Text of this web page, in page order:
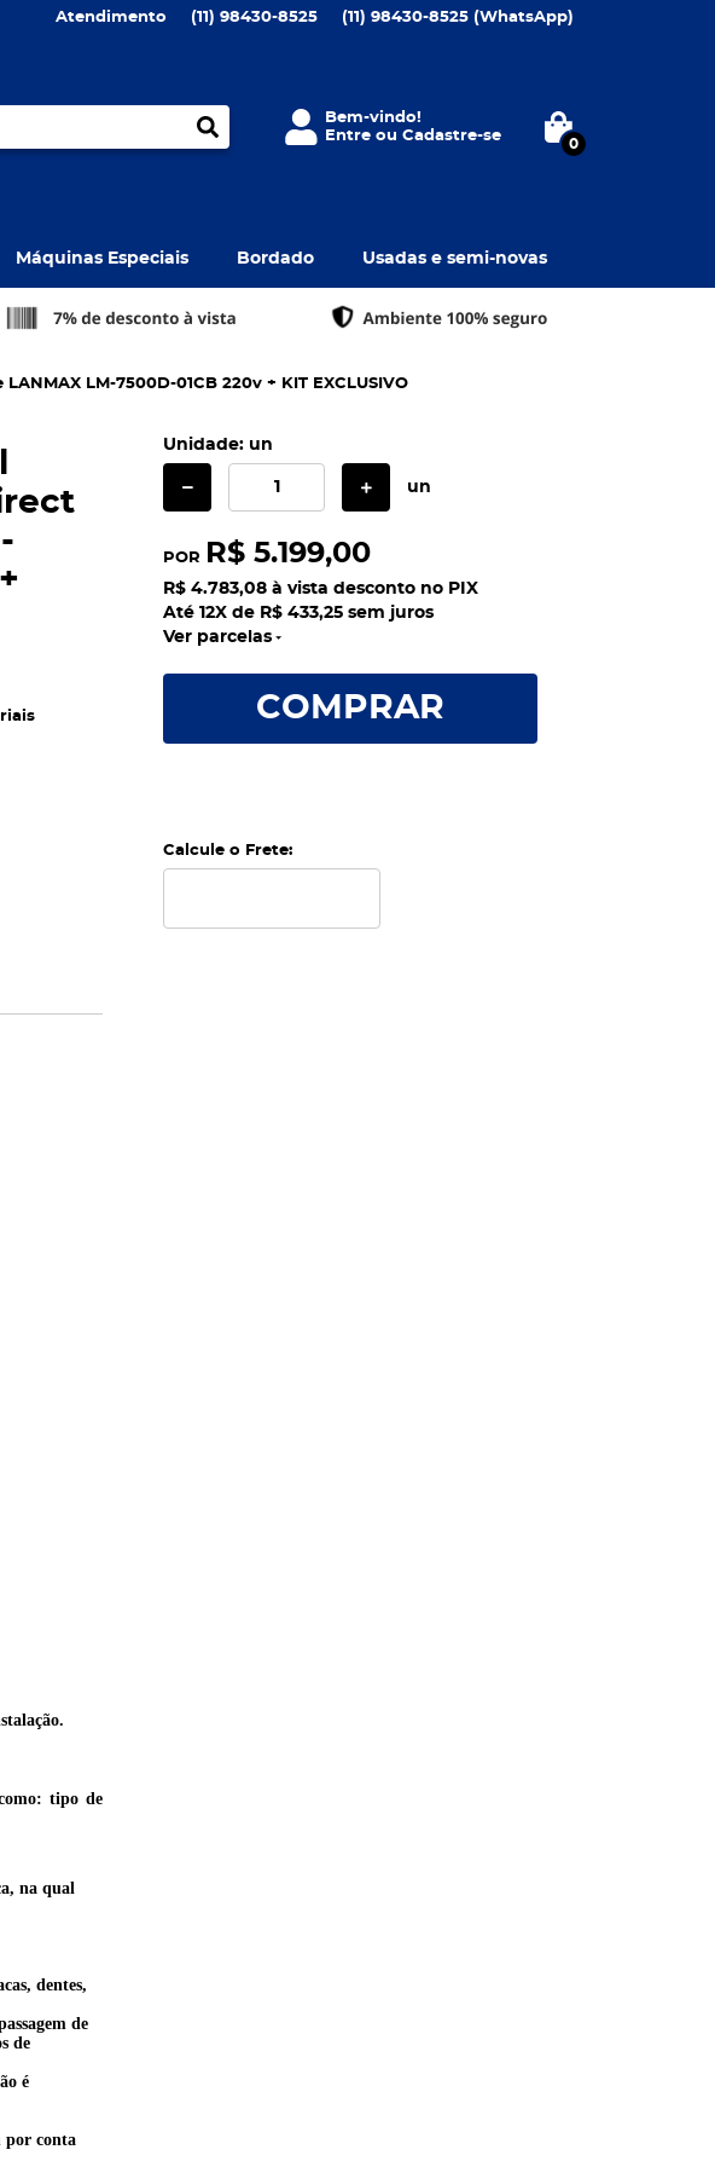
Atendimento (11) 98430-8525 (11) 98430-8525 (WhatsApp)
Bem-vindo!
Entreou Cadastre-se 0
Máquinas Especiais Bordado Usadas e semi-novas
LM-7500D-01CB 220v + KIT EXCLUSIVO
Unidade: un
un
POR R$ 5.199,00
R$ 4.783,08 à vista desconto no PIX
Até 12X de R$ 433,25sem juros
Ver parcelas
COMPRAR
Calcule o Frete:
tipo de
na qual
dentes,
de
de
é
por conta